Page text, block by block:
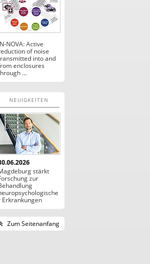
NOVA: Active
of noise
into and
enclosures
...
NEUIGKEITEN
stärkt
zur
Erkrankungen
Zum Seitenanfang